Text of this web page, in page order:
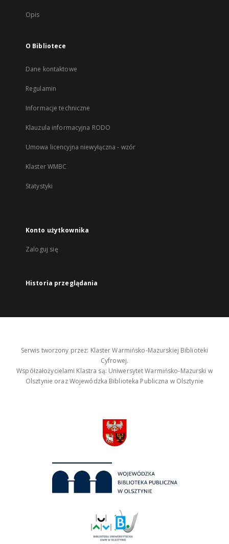
Opis
O Bibliotece
Dane kontaktowe
Regulamin
Informacje techniczne
Klauzula informacyjna RODO
Umowa licencyjna niewyłączna - wzór
Klaster WMBC
Statystyki
Konto użytkownika
Zaloguj się
Historia przeglądania
Serwis tworzony przez: Klaster Warmińsko-Mazurskiej Biblioteki
Cyfrowej.
Współzałożycielami Klastra są: Uniwersytet Warmińsko-Mazurski w
Olsztynie oraz Wojewódzka Biblioteka Publiczna w Olsztynie